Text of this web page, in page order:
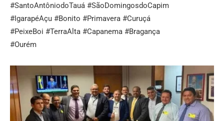
#SantoAntôniodoTauá #SãoDomingosdoCapim
#IgarapéAçu #Bonito #Primavera #Curuçá
#PeixeBoi #TerraAlta #Capanema #Bragança
#Ourém